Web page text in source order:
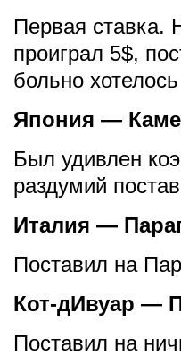
Первая ставка.
проиграл 5$,
больно
Япония —
Был удивлен
раздумий
Италия —
Поставил на
Кот-дИвуар —
Поставил на